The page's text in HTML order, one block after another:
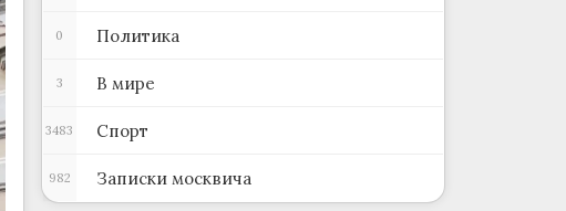
Политика
0
В мире
3
Спорт
3483
Записки москвича
982